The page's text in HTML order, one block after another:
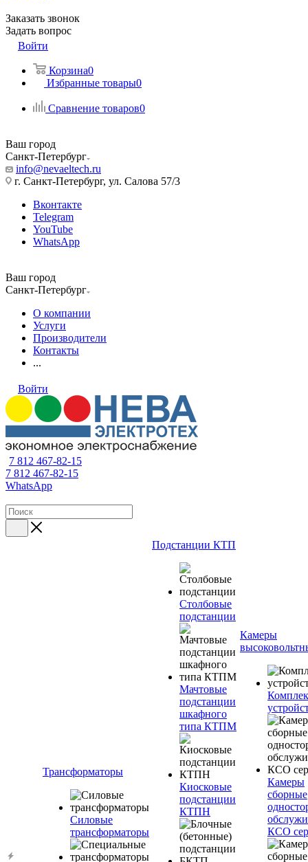
Заказать звонок
Задать вопрос
Войти
Корзина0
Избранные товары0
Сравнение товаров0
Ваш город
Санкт-Петербург
info@nevaeltech.ru
г. Санкт-Петербург, ул. Салова 57/3
Вконтакте
Telegram
YouTube
WhatsApp
Ваш город
Санкт-Петербург
О компании
Услуги
Производители
Контакты
...
Войти
7 812 467-82-15
7 812 467-82-15
WhatsApp
Трансформаторы
Силовые
трансформаторы
Подстанции КТП
Столбовые
подстанции
Мачтовые
подстанции
шкафного
типа КТПМ
Киосковые
подстанции
КТПН
Камеры
Камеры
сборные
КСО